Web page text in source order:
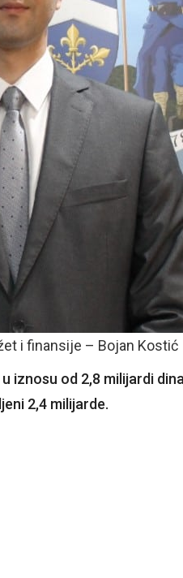
i finansije – Bojan Kostić
iznosu od 2,8 milijardi
2,4 milijarde.